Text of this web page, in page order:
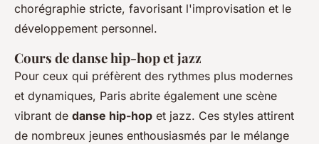
chorégraphie stricte, favorisant l'improvisation et le
développement personnel.
Cours de danse hip-hop et jazz
Pour ceux qui préfèrent des rythmes plus modernes
et dynamiques, Paris abrite également une scène
vibrant de danse hip-hop et jazz. Ces styles attirent
de nombreux jeunes enthousiasmés par le mélange